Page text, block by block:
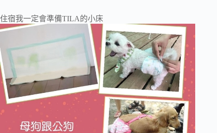
住宿我一定會準備TILA的小床